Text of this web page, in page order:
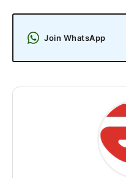
Join WhatsApp